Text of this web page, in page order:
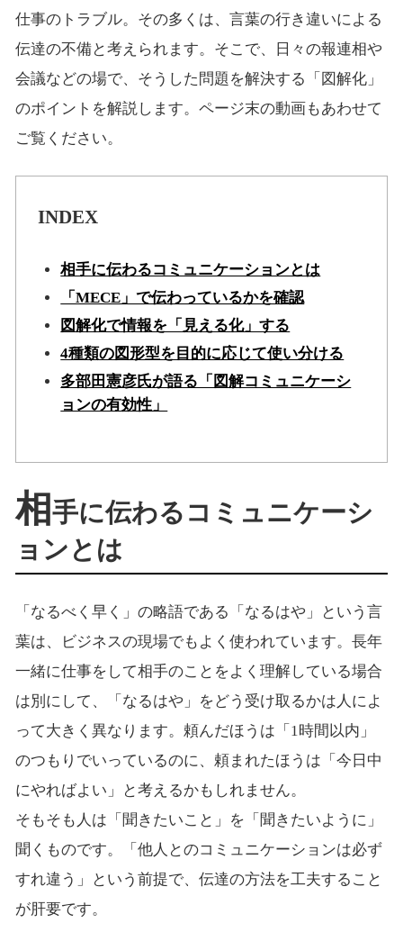
仕事のトラブル。その多くは、言葉の行き違いによる
伝達の不備と考えられます。そこで、日々の報連相や
会議などの場で、そうした問題を解決する「図解化」
のポイントを解説します。ページ末の動画もあわせて
ご覧ください。
INDEX
相手に伝わるコミュニケーションとは
「MECE」で伝わっているかを確認
図解化で情報を「見える化」する
4種類の図形型を目的に応じて使い分ける
多部田憲彦氏が語る「図解コミュニケーシ
ョンの有効性」
相手に伝わるコミュニケーシ
ョンとは
「なるべく早く」の略語である「なるはや」という言
葉は、ビジネスの現場でもよく使われています。長年
一緒に仕事をして相手のことをよく理解している場合
は別にして、「なるはや」をどう受け取るかは人によ
って大きく異なります。頼んだほうは「1時間以内」
のつもりでいっているのに、頼まれたほうは「今日中
にやればよい」と考えるかもしれません。
そもそも人は「聞きたいこと」を「聞きたいように」
聞くものです。「他人とのコミュニケーションは必ず
すれ違う」という前提で、伝達の方法を工夫すること
が肝要です。